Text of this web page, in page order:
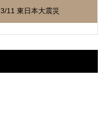
3/11 東日本大震災